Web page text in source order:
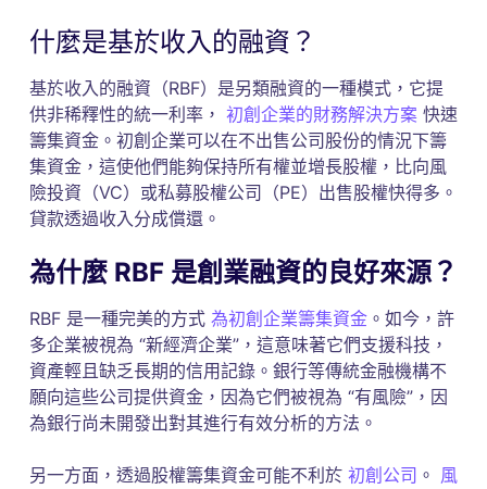
什麼是基於收入的融資？
基於收入的融資（RBF）是另類融資的一種模式，它提
供非稀釋性的統一利率， 初創企業的財務解決方案快速
籌集資金。初創企業可以在不出售公司股份的情況下籌
集資金，這使他們能夠保持所有權並增長股權，比向風
險投資（VC）或私募股權公司（PE）出售股權快得多。
貸款透過收入分成償還。
為什麼 RBF 是創業融資的良好來源？
RBF 是一種完美的方式 為初創企業籌集資金。如今，許
多企業被視為 “新經濟企業”，這意味著它們支援科技，
資產輕且缺乏長期的信用記錄。銀行等傳統金融機構不
願向這些公司提供資金，因為它們被視為 “有風險”，因
為銀行尚未開發出對其進行有效分析的方法。
另一方面，透過股權籌集資金可能不利於 初創公司 。 風